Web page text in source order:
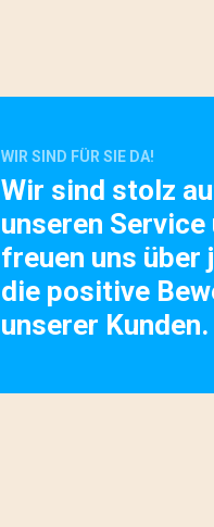
WIR SIND FÜR SIE DA!
Wir sind stolz
unseren Service
freuen uns über
die positive
unserer Kunden.